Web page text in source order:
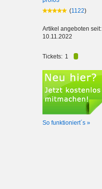
(1122)
Artikel angeboten seit:
10.11.2022
Tickets: 1
So funktioniert´s »